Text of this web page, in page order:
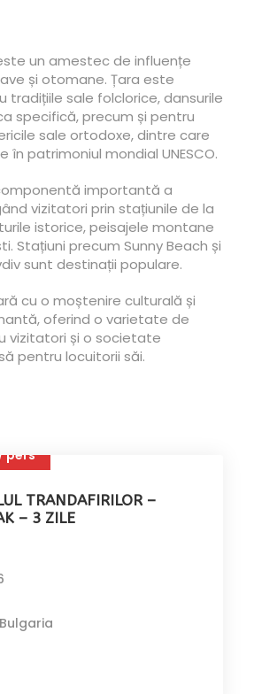
un amestec de influențe
și otomane. Țara este
tradițiile sale folclorice, dansurile
specifică, precum și pentru
sale ortodoxe, dintre care
în patrimoniul mondial UNESCO.
importantă a
vizitatori prin stațiunile de la
istorice, peisajele montane
Stațiuni precum Sunny Beach și
sunt destinații populare.
cu o moștenire culturală și
oferind o varietate de
vizitatori și o societate
pentru locuitorii săi.
pers
TRANDAFIRILOR –
– 3 ZILE